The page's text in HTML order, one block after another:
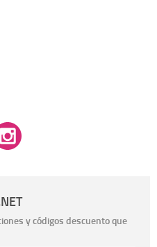
y códigos descuento que